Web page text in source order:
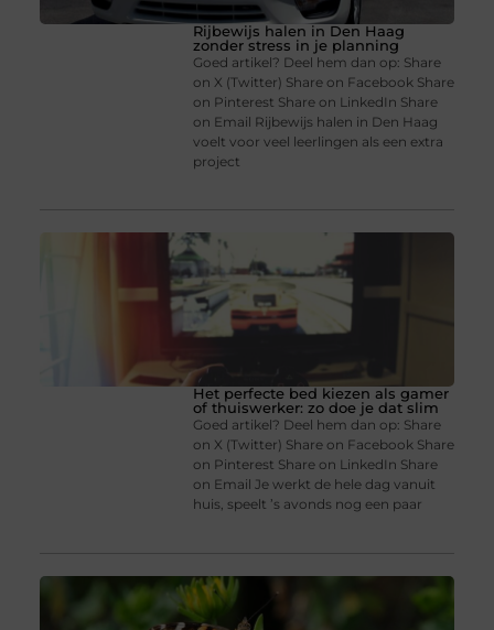
Rijbewijs halen in Den Haag
zonder stress in je planning
Goed artikel? Deel hem dan op: Share
on X (Twitter) Share on Facebook Share
on Pinterest Share on LinkedIn Share
on Email Rijbewijs halen in Den Haag
voelt voor veel leerlingen als een extra
project
Het perfecte bed kiezen als gamer
of thuiswerker: zo doe je dat slim
Goed artikel? Deel hem dan op: Share
on X (Twitter) Share on Facebook Share
on Pinterest Share on LinkedIn Share
on Email Je werkt de hele dag vanuit
huis, speelt ’s avonds nog een paar